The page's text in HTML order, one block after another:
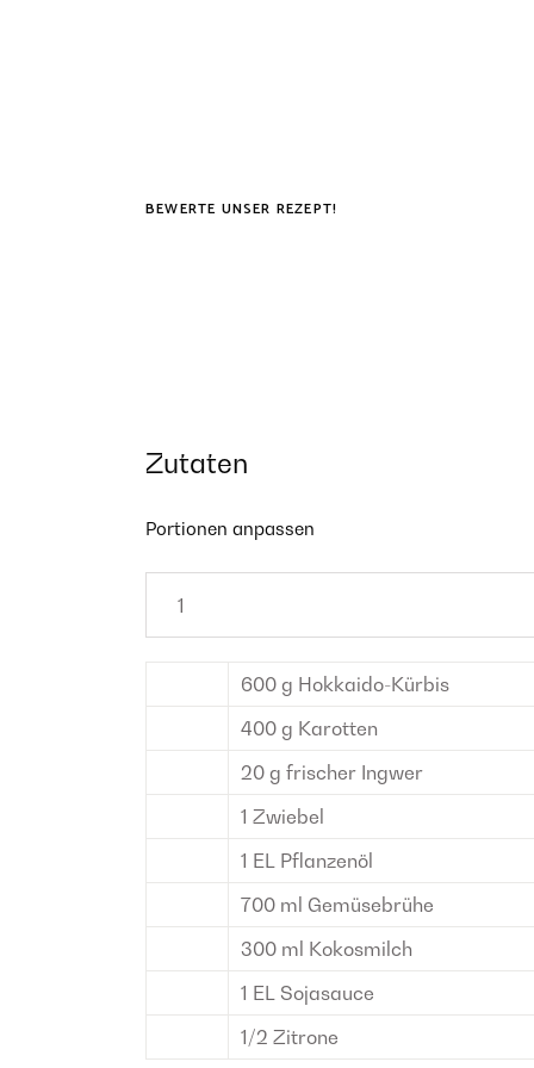
BEWERTE UNSER REZEPT!
Zutaten
Portionen anpassen
600 g Hokkaido-Kürbis
400 g Karotten
20 g frischer Ingwer
1 Zwiebel
1 EL Pflanzenöl
700 ml Gemüsebrühe
300 ml Kokosmilch
1 EL Sojasauce
1/2 Zitrone